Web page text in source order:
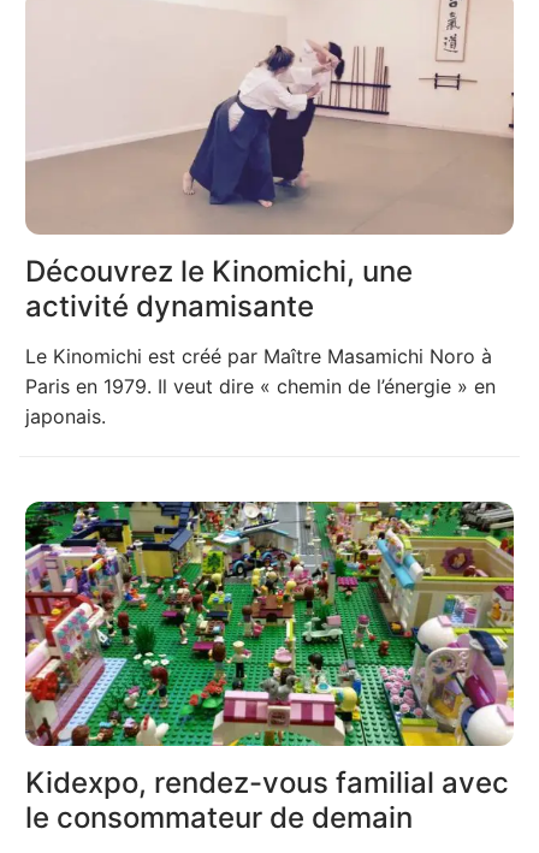
Découvrez le Kinomichi, une
activité dynamisante
Le Kinomichi est créé par Maître Masamichi Noro à
Paris en 1979. Il veut dire « chemin de l’énergie » en
japonais.
Kidexpo, rendez-vous familial avec
le consommateur de demain